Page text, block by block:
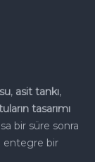
, asit tankı,
tasarımı
bir süre sonra
entegre bir